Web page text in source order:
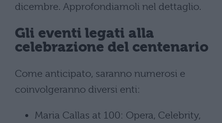
dicembre. Approfondiamoli nel dettaglio.
Gli eventi legati alla
celebrazione del centenario
Come anticipato, saranno numerosi e
coinvolgeranno diversi enti:
Maria Callas at 100: Opera, Celebrity,